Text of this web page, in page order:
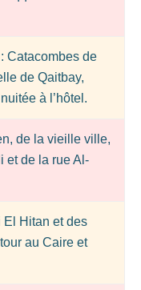
Catacombes de
de Qaitbay,
à l’hôtel.
de la vieille ville,
et de la rue Al-
El Hitan et des
au Caire et